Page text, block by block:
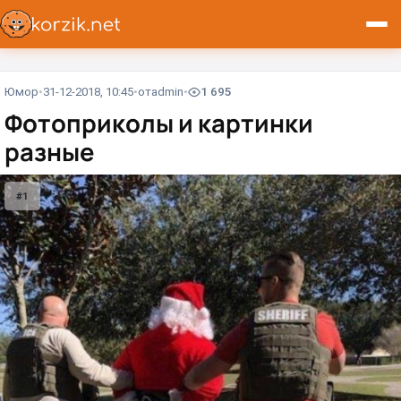
Юмор 31-12-2018, 10:45 отadmin 1 695
Фотоприколы и картинки
разные
#1